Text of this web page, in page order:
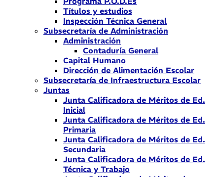
Títulos y estudios
Inspección Técnica General
Subsecretaría de Administración
Administración
Contaduría General
Capital Humano
Dirección de Alimentación Escolar
Subsecretaría de Infraestructura Escolar
Juntas
Junta Calificadora de Méritos de Ed.
Inicial
Junta Calificadora de Méritos de Ed.
Primaria
Junta Calificadora de Méritos de Ed.
Secundaria
Junta Calificadora de Méritos de Ed.
Técnica y Trabajo